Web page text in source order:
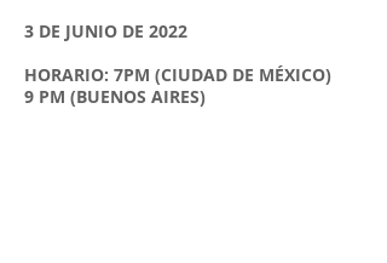
3 DE JUNIO DE 2022
HORARIO: 7PM (CIUDAD DE MÉXICO)
9 PM (BUENOS AIRES)